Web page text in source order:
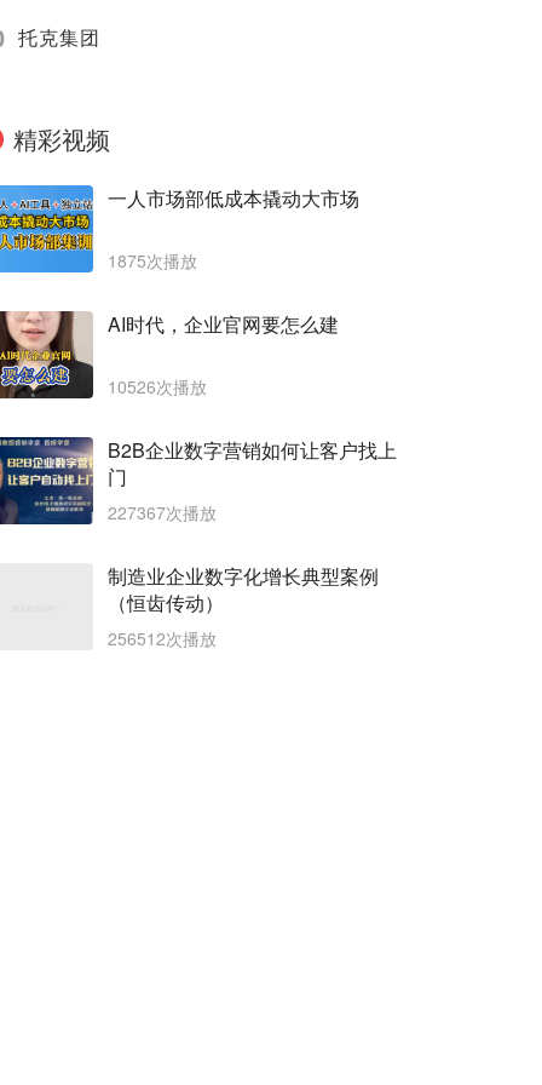
托克集团
精彩视频
一人市场部低成本撬动大市场
1875次播放
AI时代，企业官网要怎么建
10526次播放
B2B企业数字营销如何让客户找上
门
227367次播放
制造业企业数字化增长典型案例
（恒齿传动）
256512次播放